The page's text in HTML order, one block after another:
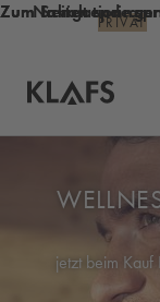
Zum Inhalt
Zum Seitenende
Zur Navigation am
PRIVAT
jetzt beim